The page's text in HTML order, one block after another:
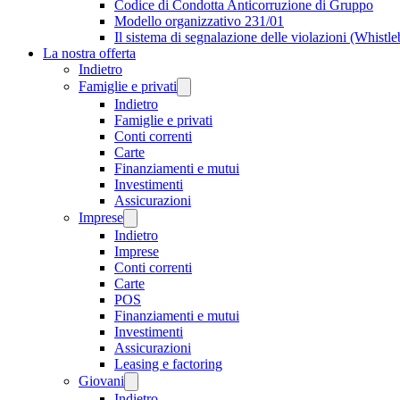
Codice di Condotta Anticorruzione di Gruppo
Modello organizzativo 231/01
Il sistema di segnalazione delle violazioni
La nostra offerta
Indietro
Famiglie e privati
Indietro
Famiglie e privati
Conti correnti
Carte
Finanziamenti e mutui
Investimenti
Assicurazioni
Imprese
Indietro
Imprese
Conti correnti
Carte
POS
Finanziamenti e mutui
Investimenti
Assicurazioni
Leasing e factoring
Giovani